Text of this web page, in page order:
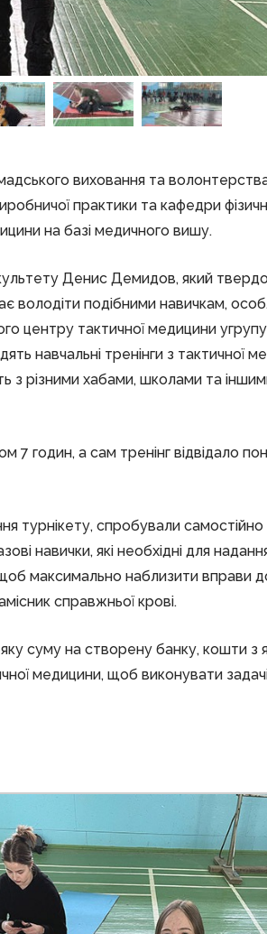
виховання та
практики та кафедри
на базі медичного вишу.
Денис Демидов, який твердо
володіти подібними навичкам,
центру тактичної медицини
навчальні тренінги з тактичної
з різними хабами, школами та
7 годин, а сам тренінг відвідало
турнікету, спробували самостійно
навички, які необхідні для
максимально наблизити вправи
справжньої крові.
суму на створену банку, кошти з
медицини, щоб виконувати